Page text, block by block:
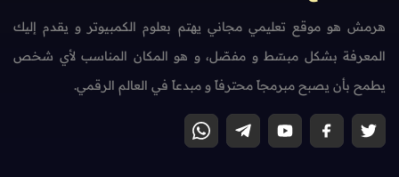
هرمش هو موقع تعليمي مجاني يهتم بعلوم الكمبيوتر و يقدم إليك
المعرفة بشكل مبسّط و مفصّل، و هو المكان المناسب لأي شخص
يطمح بأن يصبح مبرمجاً محترفاً و مبدعاً في العالم الرقمي.